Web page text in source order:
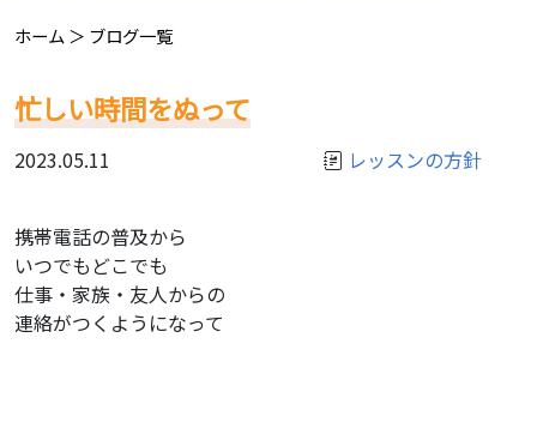
ホーム ＞ ブログ一覧
忙しい時間をぬって
2023.05.11 レッスンの方針
携帯電話の普及から
いつでもどこでも
仕事・家族・友人からの
連絡がつくようになって